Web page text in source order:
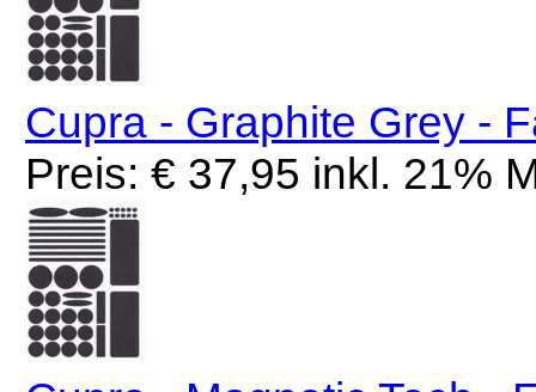
Cupra - Graphite Grey -
Preis: € 37,95 inkl. 21%